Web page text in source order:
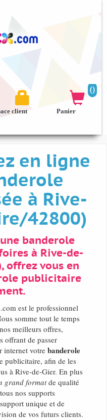
0

Panier

client
en ligne
à Rive-
42800)
banderole
à Rive-de-
offrez vous en
publicitaire
est le professionnel
somme tout le temps
meilleurs offres,
offrant de passer
internet votre banderole
publicitaire, afin de les
à Rive-de-Gier. En plus
grand formatde qualité
nos supports
unique et de
de vos futurs clients.